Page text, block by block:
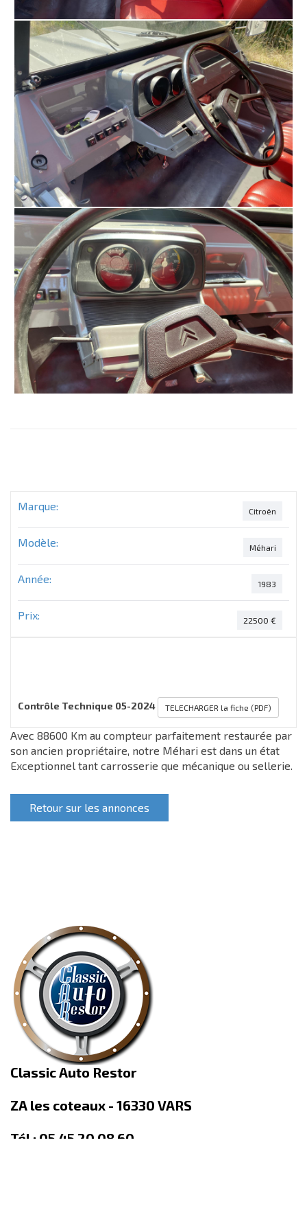
Marque: Citroën
Modèle: Méhari
Année: 1983
Prix: 22500 €
Contrôle Technique 05-2024 TELECHARGER la fiche (PDF)
Avec 88600 Km au compteur parfaitement restaurée par
son ancien propriétaire, notre Méhari est dans un état
Exceptionnel tant carrosserie que mécanique ou sellerie.
Retour sur les annonces
Classic Auto Restor
ZA les coteaux - 16330 VARS
Tél : 05 45 20 08 60